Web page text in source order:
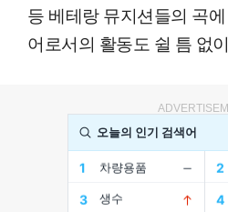
등 베테랑 뮤지션들의 곡
어로서의 활동도 쉴 틈 없